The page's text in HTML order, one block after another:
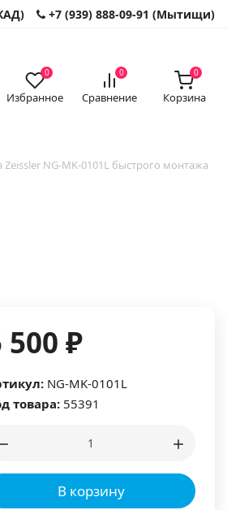
+7 (939) 888-09-91 (Мытищи)
0
Избранное
0
Сравнение
0
Корзина
Zeissler NG-MK-0101L быстрого монтажа
500 ₽
NG-MK-0101L
товара: 55391
В корзину